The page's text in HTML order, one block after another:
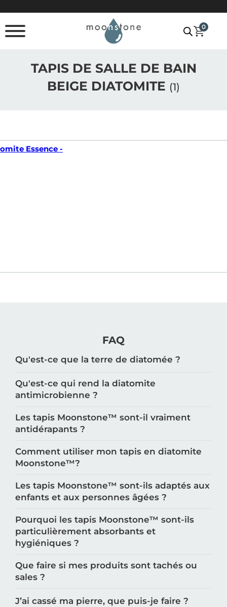
0
TAPIS DE SALLE DE BAIN
BEIGE DIATOMITE (1)
Essence -
FAQ
Qu'est-ce que la terre de diatomée ?
Qu'est-ce qui rend la diatomite
antimicrobienne ?
Les tapis Moonstone™️ sont-il vraiment
antidérapants ?
Comment utiliser mon tapis en diatomite
Moonstone™️?
Les tapis Moonstone™️ sont-ils adaptés aux
enfants et aux personnes âgées ?
Pourquoi les tapis Moonstone™️ sont-ils
particulièrement absorbants et
hygiéniques ?
Que faire si mes produits sont tachés ou
sales ?
J’ai cassé ma pierre, que puis-je faire ?